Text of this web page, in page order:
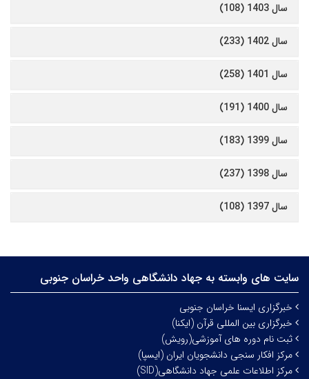
سال 1403 (108)
سال 1402 (233)
سال 1401 (258)
سال 1400 (191)
سال 1399 (183)
سال 1398 (237)
سال 1397 (108)
سایت های وابسته به جهاد دانشگاهی واحد خراسان جنوبی
خبرگزاری ایسنا خراسان جنوبی
خبرگزاری بین المللی قرآن (ایکنا)
ثبت نام دوره های آموزشی(رویش)
مرکز افکار سنجی دانشجویان ایران (ایسپا)
مرکز اطلاعات علمی جهاد دانشگاهی(SID)